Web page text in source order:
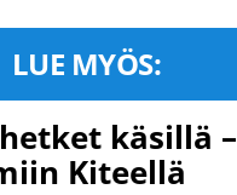
LUE MYÖS:
käsillä –
Kiteellä